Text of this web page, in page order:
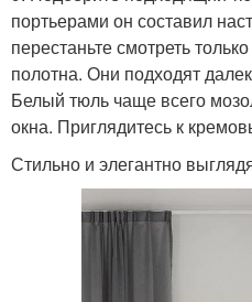
портьерами он составил
перестаньте смотреть
полотна. Они подходят
Белый тюль чаще всего
окна. Приглядитесь к
Стильно и элегантно